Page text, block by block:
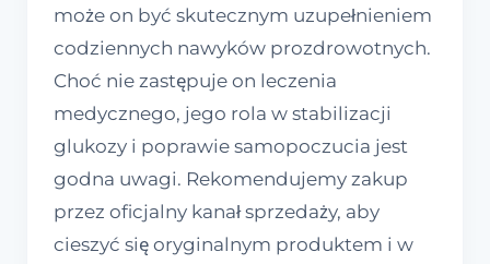
może on być skutecznym uzupełnieniem
codziennych nawyków prozdrowotnych.
Choć nie zastępuje on leczenia
medycznego, jego rola w stabilizacji
glukozy i poprawie samopoczucia jest
godna uwagi. Rekomendujemy zakup
przez oficjalny kanał sprzedaży, aby
cieszyć się oryginalnym produktem i w